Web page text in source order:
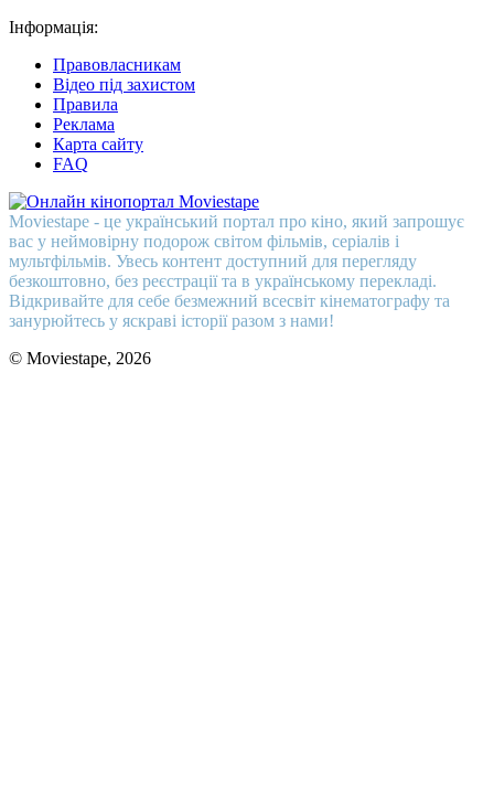
Інформація:
Правовласникам
Відео під захистом
Правила
Реклама
Карта сайту
FAQ
Moviestape - це український портал про кіно, який запрошує
вас у неймовірну подорож світом фільмів, серіалів і
мультфільмів. Увесь контент доступний для перегляду
безкоштовно, без реєстрації та в українському перекладі.
Відкривайте для себе безмежний всесвіт кінематографу та
занурюйтесь у яскраві історії разом з нами!
© Moviestape, 2026